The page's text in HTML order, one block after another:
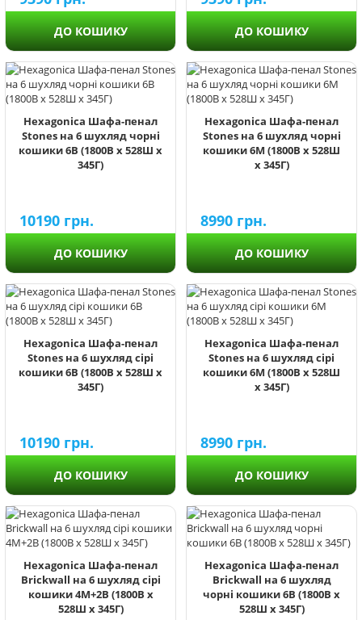
ДО КОШИКУ ДО КОШИКУ
Hexagonica Шафа-пенал
Stones на 6 шухляд чорні
кошики 6В (1800В х 528Ш х
345Г)
10190 грн.
ДО КОШИКУ
Hexagonica Шафа-пенал
Stones на 6 шухляд чорні
кошики 6М (1800В х 528Ш
х 345Г)
8990 грн.
ДО КОШИКУ
Hexagonica Шафа-пенал
Stones на 6 шухляд сірі
кошики 6В (1800В х 528Ш х
345Г)
10190 грн.
ДО КОШИКУ
Hexagonica Шафа-пенал
Stones на 6 шухляд сірі
кошики 6М (1800В х 528Ш
х 345Г)
8990 грн.
ДО КОШИКУ
Hexagonica Шафа-пенал
Brickwall на 6 шухляд сірі
кошики 4М+2В (1800В х
528Ш х 345Г)
Hexagonica Шафа-пенал
Brickwall на 6 шухляд
чорні кошики 6В (1800В х
528Ш х 345Г)